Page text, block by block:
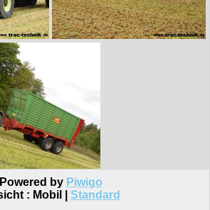
Powered by Piwigo
: Mobil Standard